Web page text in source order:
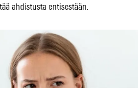
ahdistusta entisestään.